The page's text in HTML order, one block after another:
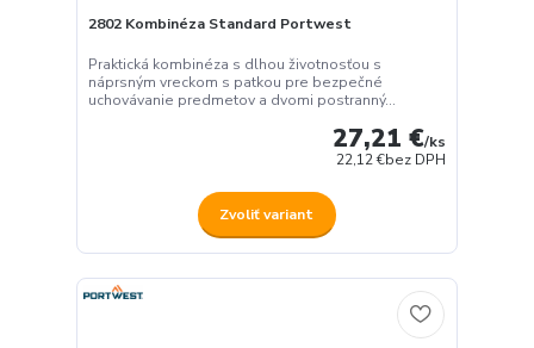
2802 Kombinéza Standard Portwest
Praktická kombinéza s dlhou životnosťou s
náprsným vreckom s patkou pre bezpečné
uchovávanie predmetov a dvomi postranný...
27,21 €/ks
22,12 €bez DPH
Zvoliť variant